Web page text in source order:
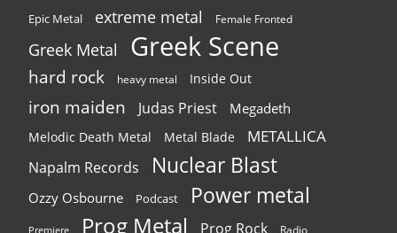
Epic Metal extreme metal Female Fronted
Greek Metal Greek Scene
hard rock heavy metal Inside Out
iron maiden Judas Priest Megadeth
Melodic Death Metal Metal Blade METALLICA
Napalm Records Nuclear Blast
Ozzy Osbourne Podcast Power metal
Premiere Prog Metal Prog Rock